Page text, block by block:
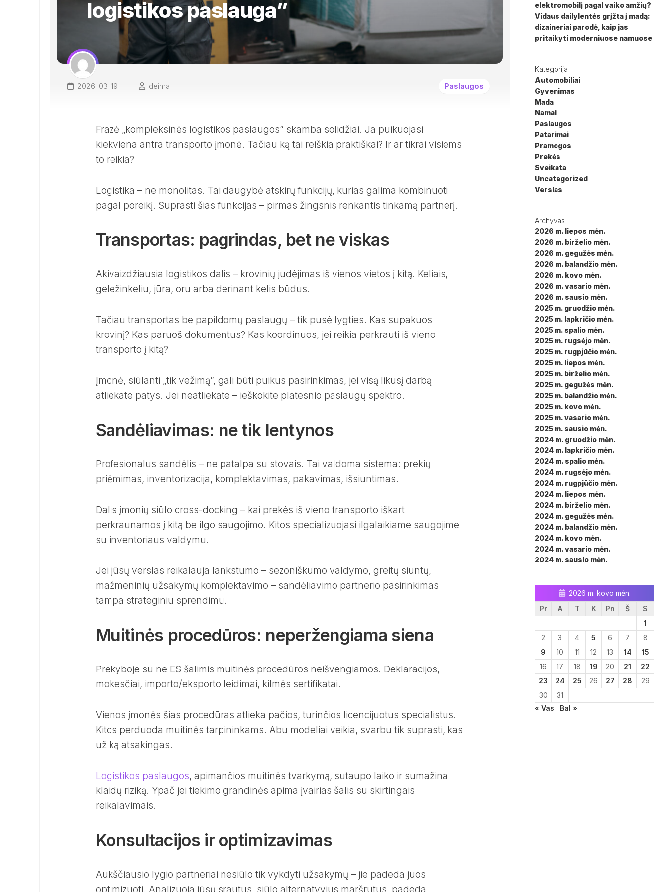
logistikos paslauga”
2026-03-19 deima Paslaugos
Frazė „kompleksinės logistikos paslaugos” skamba solidžiai. Ja puikuojasi
kiekviena antra transporto įmonė. Tačiau ką tai reiškia praktiškai? Ir ar tikrai visiems
to reikia?
Logistika – ne monolitas. Tai daugybė atskirų funkcijų, kurias galima kombinuoti
pagal poreikį. Suprasti šias funkcijas – pirmas žingsnis renkantis tinkamą partnerį.
Transportas: pagrindas, bet ne viskas
Akivaizdžiausia logistikos dalis – krovinių judėjimas iš vienos vietos į kitą. Keliais,
geležinkeliu, jūra, oru arba derinant kelis būdus.
Tačiau transportas be papildomų paslaugų – tik pusė lygties. Kas supakuos
krovinį? Kas paruoš dokumentus? Kas koordinuos, jei reikia perkrauti iš vieno
transporto į kitą?
Įmonė, siūlanti „tik vežimą”, gali būti puikus pasirinkimas, jei visą likusį darbą
atliekate patys. Jei neatliekate – ieškokite platesnio paslaugų spektro.
Sandėliavimas: ne tik lentynos
Profesionalus sandėlis – ne patalpa su stovais. Tai valdoma sistema: prekių
priėmimas, inventorizacija, komplektavimas, pakavimas, išsiuntimas.
Dalis įmonių siūlo cross-docking – kai prekės iš vieno transporto iškart
perkraunamos į kitą be ilgo saugojimo. Kitos specializuojasi ilgalaikiame saugojime
su inventoriaus valdymu.
Jei jūsų verslas reikalauja lankstumo – sezoniškumo valdymo, greitų siuntų,
mažmeninių užsakymų komplektavimo – sandėliavimo partnerio pasirinkimas
tampa strateginiu sprendimu.
Muitinės procedūros: neperžengiama siena
Prekyboje su ne ES šalimis muitinės procedūros neišvengiamos. Deklaracijos,
mokesčiai, importo/eksporto leidimai, kilmės sertifikatai.
Vienos įmonės šias procedūras atlieka pačios, turinčios licencijuotus specialistus.
Kitos perduoda muitinės tarpininkams. Abu modeliai veikia, svarbu tik suprasti, kas
už ką atsakingas.
Logistikos paslaugos, apimančios muitinės tvarkymą, sutaupo laiko ir sumažina
klaidų riziką. Ypač jei tiekimo grandinės apima įvairias šalis su skirtingais
reikalavimais.
Konsultacijos ir optimizavimas
Aukščiausio lygio partneriai nesiūlo tik vykdyti užsakymų – jie padeda juos
optimizuoti. Analizuoja jūsų srautus, siūlo alternatyvius maršrutus, padeda
elektromobilį pagal vaiko amžių?
Vidaus dailylentės grįžta į madą:
dizaineriai parodė, kaip jas
pritaikyti moderniuose namuose
Kategorija
Automobiliai
Gyvenimas
Mada
Namai
Paslaugos
Patarimai
Pramogos
Prekės
Sveikata
Uncategorized
Verslas
Archyvas
2026 m. liepos mėn.
2026 m. birželio mėn.
2026 m. gegužės mėn.
2026 m. balandžio mėn.
2026 m. kovo mėn.
2026 m. vasario mėn.
2026 m. sausio mėn.
2025 m. gruodžio mėn.
2025 m. lapkričio mėn.
2025 m. spalio mėn.
2025 m. rugsėjo mėn.
2025 m. rugpjūčio mėn.
2025 m. liepos mėn.
2025 m. birželio mėn.
2025 m. gegužės mėn.
2025 m. balandžio mėn.
2025 m. kovo mėn.
2025 m. vasario mėn.
2025 m. sausio mėn.
2024 m. gruodžio mėn.
2024 m. lapkričio mėn.
2024 m. spalio mėn.
2024 m. rugsėjo mėn.
2024 m. rugpjūčio mėn.
2024 m. liepos mėn.
2024 m. birželio mėn.
2024 m. gegužės mėn.
2024 m. balandžio mėn.
2024 m. kovo mėn.
2024 m. vasario mėn.
2024 m. sausio mėn.
2026 m. kovo mėn.
Pr
A T K Pn Š
S
1
2
3 4 5 6 7
8
9
10 11 12 13 14
15
16
17 18 19 20 21
22
23
24 25 26 27 28
29
30
31
« Vas
Bal »